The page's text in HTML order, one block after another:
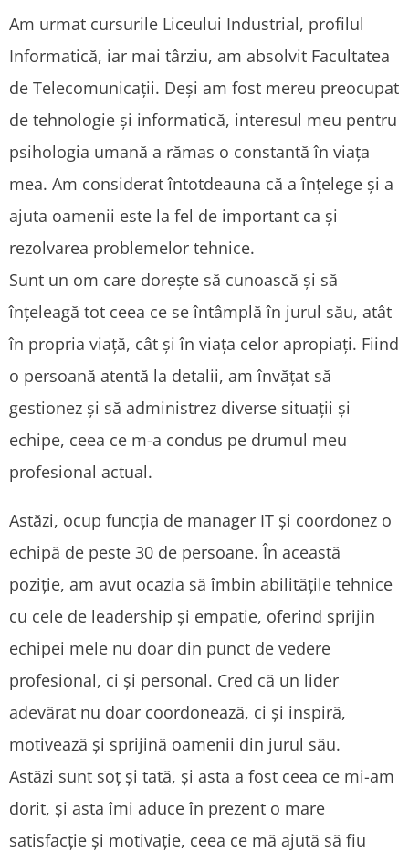
Am urmat cursurile Liceului Industrial, profilul
Informatică, iar mai târziu, am absolvit Facultatea
de Telecomunicații. Deși am fost mereu preocupat
de tehnologie și informatică, interesul meu pentru
psihologia umană a rămas o constantă în viața
mea. Am considerat întotdeauna că a înțelege și a
ajuta oamenii este la fel de important ca și
rezolvarea problemelor tehnice.
Sunt un om care dorește să cunoască și să
înțeleagă tot ceea ce se întâmplă în jurul său, atât
în propria viață, cât și în viața celor apropiați. Fiind
o persoană atentă la detalii, am învățat să
gestionez și să administrez diverse situații și
echipe, ceea ce m-a condus pe drumul meu
profesional actual.
Astăzi, ocup funcția de manager IT și coordonez o
echipă de peste 30 de persoane. În această
poziție, am avut ocazia să îmbin abilitățile tehnice
cu cele de leadership și empatie, oferind sprijin
echipei mele nu doar din punct de vedere
profesional, ci și personal. Cred că un lider
adevărat nu doar coordonează, ci și inspiră,
motivează și sprijină oamenii din jurul său.
Astăzi sunt soț și tată, și asta a fost ceea ce mi-am
dorit, și asta îmi aduce în prezent o mare
satisfacție și motivație, ceea ce mă ajută să fiu